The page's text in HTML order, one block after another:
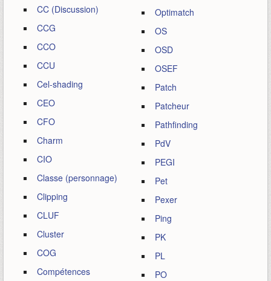
CC (Discussion)
CCG
CCO
CCU
Cel-shading
CEO
CFO
Charm
CIO
Classe (personnage)
Clipping
CLUF
Cluster
COG
Compétences
Optimatch
OS
OSD
OSEF
Patch
Patcheur
Pathfinding
PdV
PEGI
Pet
Pexer
Ping
PK
PL
PO